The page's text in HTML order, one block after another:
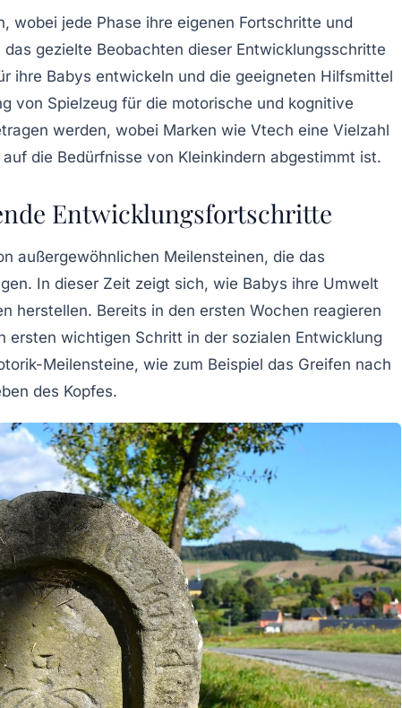
wobei jede Phase ihre eigenen Fortschritte und
gezielte Beobachten dieser Entwicklungsschritte
ihre Babys entwickeln und die geeigneten Hilfsmittel
von Spielzeug für die motorische und kognitive
werden, wobei Marken wie Vtech eine Vielzahl
die Bedürfnisse von Kleinkindern abgestimmt ist.
Entwicklungsfortschritte
außergewöhnlichen Meilensteinen, die das
In dieser Zeit zeigt sich, wie Babys ihre Umwelt
herstellen. Bereits in den ersten Wochen reagieren
ersten wichtigen Schritt in der sozialen Entwicklung
Meilensteine, wie zum Beispiel das Greifen nach
des Kopfes.